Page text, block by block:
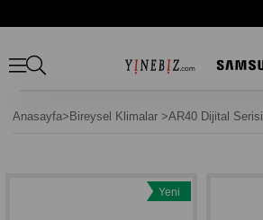
Anasayfa> Bireysel Klimalar>AR40 Dijital Serisi
Yeni